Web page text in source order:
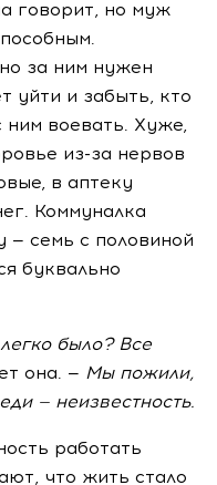
говорит, но муж
за ним нужен
уйти и забыть, кто
ним воевать. Хуже,
из-за нервов
в аптеку
Коммуналка
— семь с половиной
буквально
было? Все
она. — Мы пожили,
— неизвестность.
работать
что жить стало